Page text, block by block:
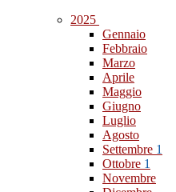
2025
Gennaio
Febbraio
Marzo
Aprile
Maggio
Giugno
Luglio
Agosto
Settembre 1
Ottobre 1
Novembre